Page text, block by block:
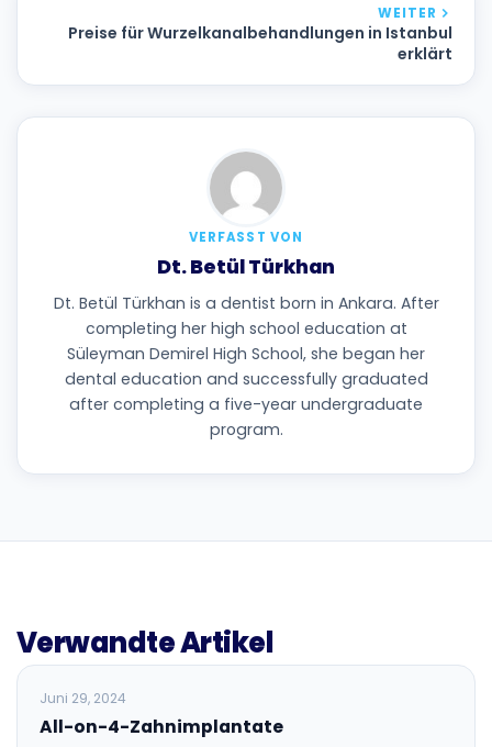
WEITER
Preise für Wurzelkanalbehandlungen in Istanbul
erklärt
VERFASST VON
Dt. Betül Türkhan
Dt. Betül Türkhan is a dentist born in Ankara. After
completing her high school education at
Süleyman Demirel High School, she began her
dental education and successfully graduated
after completing a five-year undergraduate
program.
Verwandte Artikel
BLOG
Juni 29, 2024
All-on-4-Zahnimplantate